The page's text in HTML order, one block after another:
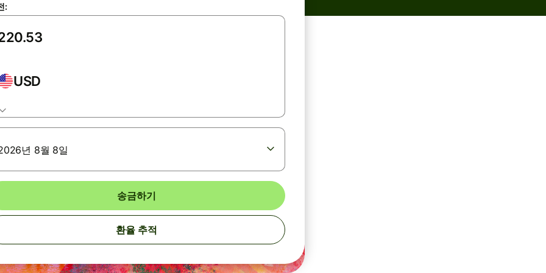
:
USD
년 8월 8일
송금하기
환율 추적